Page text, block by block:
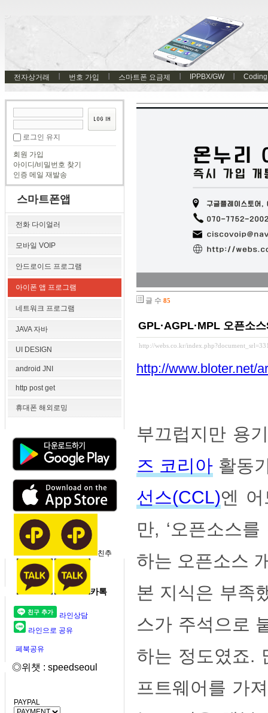
전자상거래 번호 가입 스마트폰 요금제 IPPBX/GW Coding
로그인 유지
회원 가입
아이디/비밀번호 찾기
인증 메일 재발송
스마트폰앱
전화 다이얼러
모바일 VOIP
안드로이드 프로그램
아이폰 앱 프로그램
네트워크 프로그램
JAVA 자바
UI DESIGN
android JNI
http post get
휴대폰 해외로밍
친추
카톡
라인상담
라인으로 공유
페북공유
◎위챗 : speedseoul
PAYPAL
글 수 85
GPL·AGPL·MPL 오픈소
http://webs.co.kr/
http://www.bloter.net/
부끄럽지만 용
즈 코리아 활동
선스(CCL)엔
만, ‘오픈소스
하는 오픈소스
본 지식은 부족
스가 주석으로
하는 정도였죠.
프트웨어를 가